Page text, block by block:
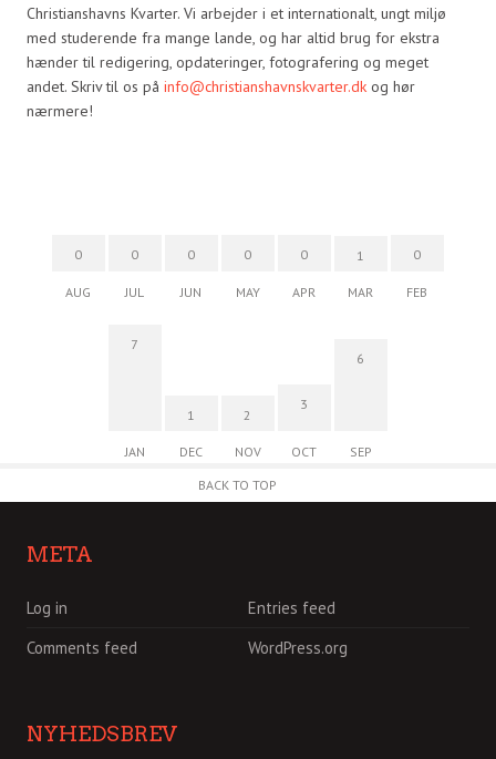
Christianshavns Kvarter. Vi arbejder i et internationalt, ungt miljø
med studerende fra mange lande, og har altid brug for ekstra
hænder til redigering, opdateringer, fotografering og meget
andet. Skriv til os på info@christianshavnskvarter.dk og hør
nærmere!
0
AUG
0
JUL
0
JUN
0
MAY
0
APR
1
MAR
0
FEB
7
JAN
1
DEC
2
NOV
3
OCT
6
SEP
BACK TO TOP
META
Log in
Entries feed
Comments feed
WordPress.org
NYHEDSBREV